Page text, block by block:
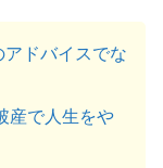
アドバイスでな
産で人生をや